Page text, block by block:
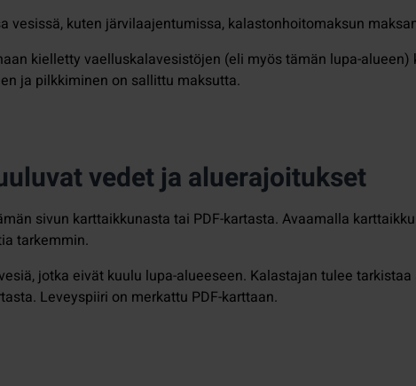
vesissä, kuten järvilaajentumissa, kalastonhoitomaksun
kielletty vaelluskalavesistöjen (eli myös tämän lupa-alueen)
ja pilkkiminen on sallittu maksutta.
vedet ja aluerajoitukset
sivun karttaikkunasta tai PDF-kartasta. Avaamalla
tarkemmin.
jotka eivät kuulu lupa-alueeseen. Kalastajan tulee
Leveyspiiri on merkattu PDF-karttaan.